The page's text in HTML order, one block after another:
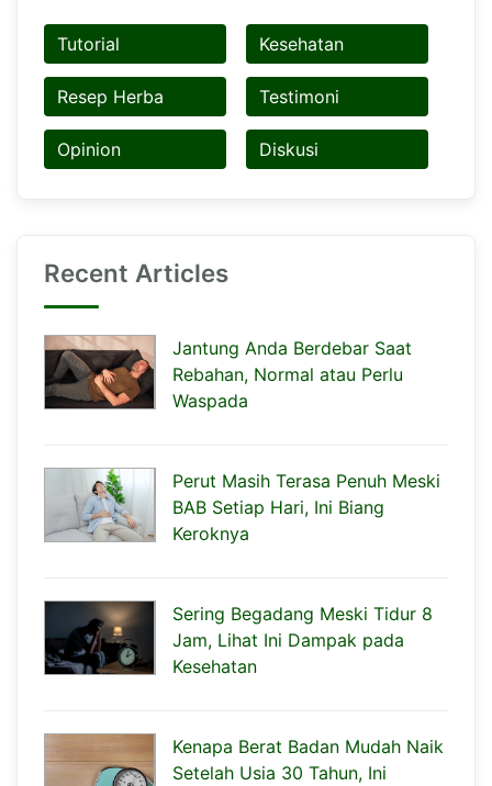
Tutorial Kesehatan
Resep Herba Testimoni
Opinion Diskusi
Recent Articles
Jantung Anda Berdebar Saat
Rebahan, Normal atau Perlu
Waspada
Perut Masih Terasa Penuh Meski
BAB Setiap Hari, Ini Biang
Keroknya
Sering Begadang Meski Tidur 8
Jam, Lihat Ini Dampak pada
Kesehatan
Kenapa Berat Badan Mudah Naik
Setelah Usia 30 Tahun, Ini